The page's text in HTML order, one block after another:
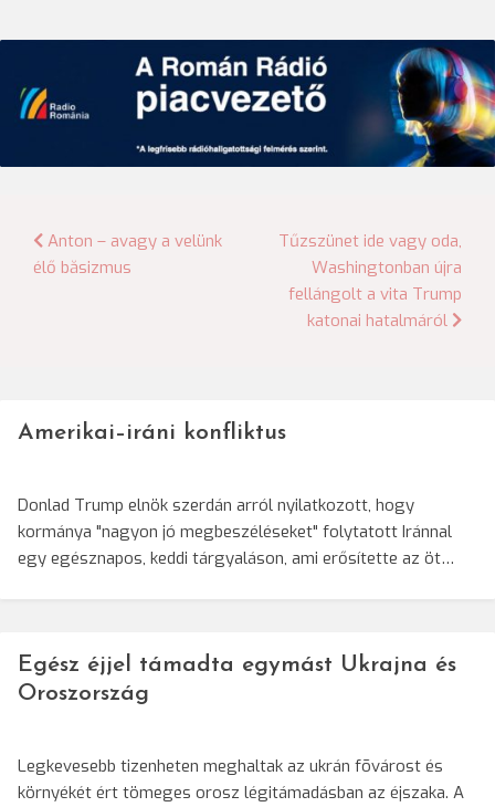
Bejegyzés
Anton – avagy a velünk
élő băsizmus
Tűzszünet ide vagy oda,
Washingtonban újra
fellángolt a vita Trump
katonai hatalmáról
Amerikai–iráni konfliktus
Donlad Trump elnök szerdán arról nyilatkozott, hogy
kormánya "nagyon jó megbeszéléseket" folytatott Iránnal
egy egésznapos, keddi tárgyaláson, ami erősítette az öt…
Egész éjjel támadta egymást Ukrajna és
Oroszország
Legkevesebb tizenheten meghaltak az ukrán fõvárost és
környékét ért tömeges orosz légitámadásban az éjszaka. A